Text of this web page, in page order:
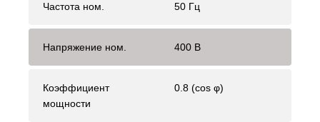
Частота ном. 50 Гц
Напряжение ном. 400 В
Коэффициент
мощности
0.8 (cos φ)